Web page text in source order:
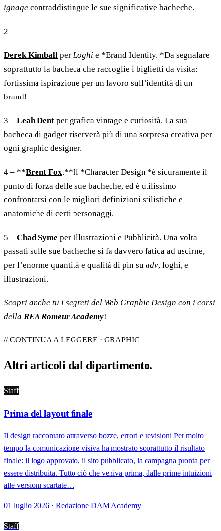
ignage contraddistingue le sue significative bacheche.
2 –
Derek Kimball per Loghi e *Brand Identity. *Da segnalare
soprattutto la bacheca che raccoglie i biglietti da visita:
fortissima ispirazione per un lavoro sull’identità di un
brand!
3 – Leah Dent per grafica vintage e curiosità. La sua
bacheca di gadget riserverà più di una sorpresa creativa per
ogni graphic designer.
4 – **Brent Fox.**Il *Character Design *è sicuramente il
punto di forza delle sue bacheche, ed è utilissimo
confrontarsi con le migliori definizioni stilistiche e
anatomiche di certi personaggi.
5 – Chad Syme per Illustrazioni e Pubblicità. Una volta
passati sulle sue bacheche si fa davvero fatica ad uscirne,
per l’enorme quantità e qualità di pin su adv, loghi, e
illustrazioni.
Scopri anche tu i segreti del Web Graphic Design con i corsi
della REA Romeur Academy!
// CONTINUA A LEGGERE · GRAPHIC
Altri articoli dal dipartimento.
Staff
Prima del layout finale
Il design raccontato attraverso bozze, errori e revisioni Per molto
tempo la comunicazione visiva ha mostrato soprattutto il risultato
finale: il logo approvato, il sito pubblicato, la campagna pronta per
essere distribuita. Tutto ciò che veniva prima, dalle prime intuizioni
alle versioni scartate…
01 luglio 2026 · Redazione DAM Academy
Staff